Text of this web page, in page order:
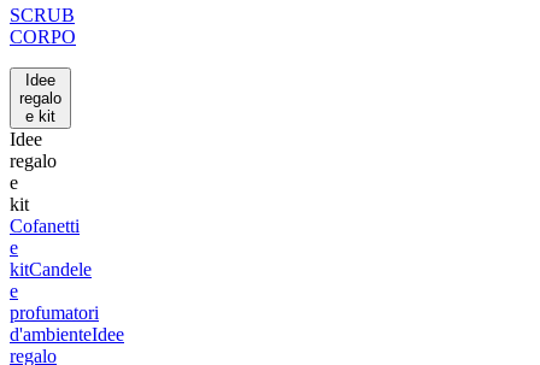
SCRUB
CORPO
Idee
regalo
e kit
Idee
regalo
e
kit
Cofanetti
e
kitCandele
e
profumatori
d'ambienteIdee
regalo